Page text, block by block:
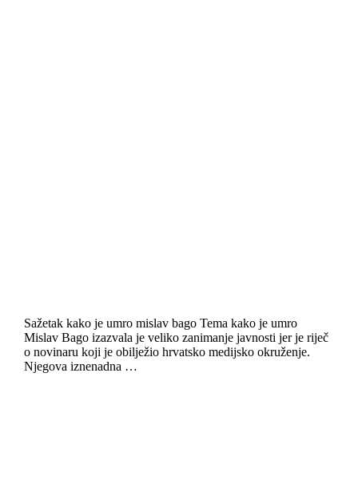
Sažetak kako je umro mislav bago Tema kako je umro
Mislav Bago izazvala je veliko zanimanje javnosti jer je riječ
o novinaru koji je obilježio hrvatsko medijsko okruženje.
Njegova iznenadna …